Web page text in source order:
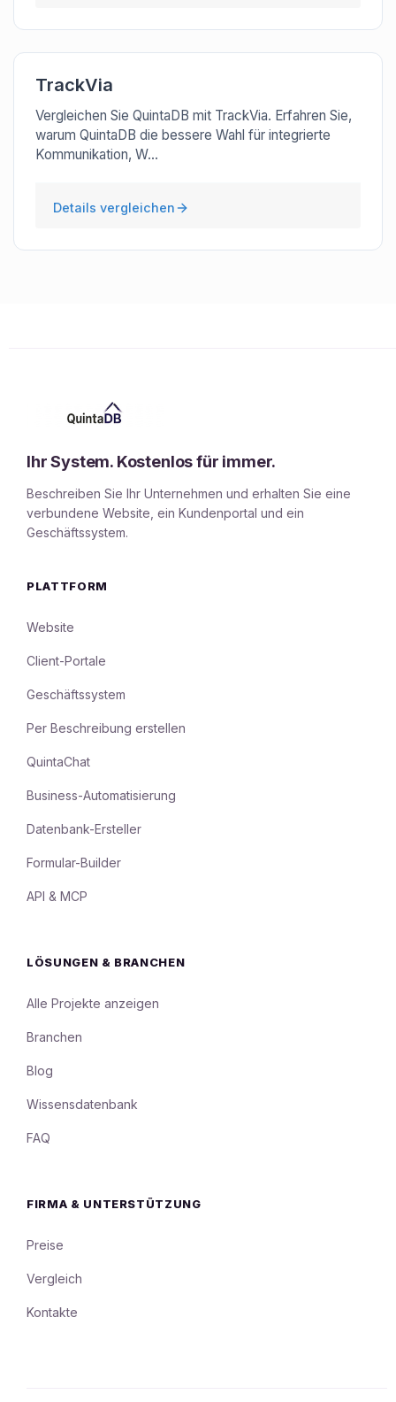
TrackVia
Vergleichen Sie QuintaDB mit TrackVia. Erfahren Sie,
warum QuintaDB die bessere Wahl für integrierte
Kommunikation, W...
Details vergleichen
Ihr System. Kostenlos für immer.
Beschreiben Sie Ihr Unternehmen und erhalten Sie eine
verbundene Website, ein Kundenportal und ein
Geschäftssystem.
PLATTFORM
Website
Client-Portale
Geschäftssystem
Per Beschreibung erstellen
QuintaChat
Business-Automatisierung
Datenbank-Ersteller
Formular-Builder
API & MCP
LÖSUNGEN & BRANCHEN
Alle Projekte anzeigen
Branchen
Blog
Wissensdatenbank
FAQ
FIRMA & UNTERSTÜTZUNG
Preise
Vergleich
Kontakte